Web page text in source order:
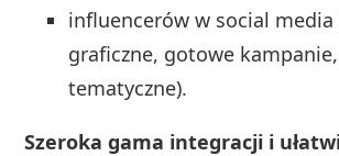
influencerów w social media
graficzne, gotowe
tematyczne).
Szeroka gama integracji i